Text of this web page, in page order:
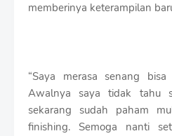
memberinya keterampilan
“Saya merasa senang
Awalnya saya tidak tahu
sekarang sudah paham
finishing. Semoga nanti